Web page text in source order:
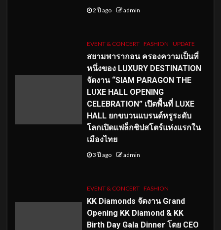
2 ปี ago admin
EVENT & CONCERT FASHION UPDATE
สยามพารากอน ครองความเป็นที่
หนึ่งของ LUXURY DESTINATION
จัดงาน “SIAM PARAGON THE
LUXE HALL OPENING
CELEBRATION” เปิดพื้นที่ LUXE
HALL ยกขบวนแบรนด์หรูระดับ
โลกเปิดแฟล็กชิปสโตร์แห่งแรกใน
เมืองไทย
3 ปี ago admin
EVENT & CONCERT FASHION
KK Diamonds จัดงาน Grand
Opening KK Diamond & KK
Birth Day Gala Dinner โดย CEO